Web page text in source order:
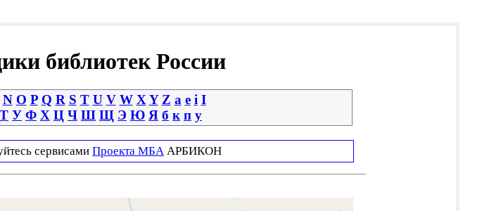
библиотек России
N O P Q R S T U V W X Y Z a e i І
Т У Ф Х Ц Ч Ш Щ Э Ю Я б к п у
сервисами Проекта МБА АРБИКОН